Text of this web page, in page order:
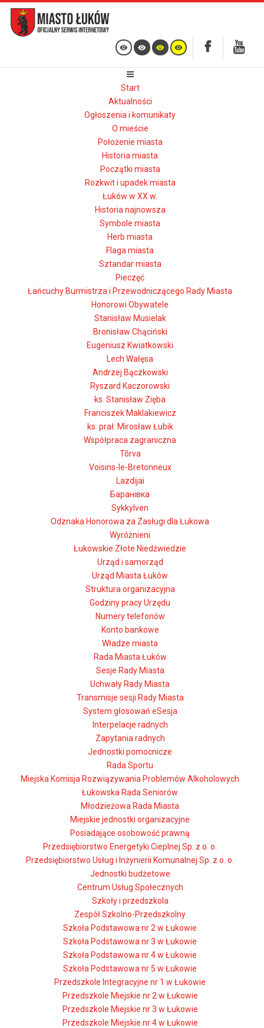
Start
Aktualności
Ogłoszenia i komunikaty
O mieście
Położenie miasta
Historia miasta
Początki miasta
Rozkwit i upadek miasta
Łuków w XX w.
Historia najnowsza
Symbole miasta
Herb miasta
Flaga miasta
Sztandar miasta
Pieczęć
Łańcuchy Burmistrza i Przewodniczącego Rady Miasta
Honorowi Obywatele
Stanisław Musielak
Bronisław Chąciński
Eugeniusz Kwiatkowski
Lech Wałęsa
Andrzej Bączkowski
Ryszard Kaczorowski
ks. Stanisław Zięba
Franciszek Maklakiewicz
ks. prał. Mirosław Łubik
Współpraca zagraniczna
Tõrva
Voisins-le-Bretonneux
Lazdijai
Баранівка
Sykkylven
Odznaka Honorowa za Zasługi dla Łukowa
Wyróżnieni
Łukowskie Złote Niedźwiedzie
Urząd i samorząd
Urząd Miasta Łuków
Struktura organizacyjna
Godziny pracy Urzędu
Numery telefonów
Konto bankowe
Władze miasta
Rada Miasta Łuków
Sesje Rady Miasta
Uchwały Rady Miasta
Transmisje sesji Rady Miasta
System głosowań eSesja
Interpelacje radnych
Zapytania radnych
Jednostki pomocnicze
Rada Sportu
Miejska Komisja Rozwiązywania Problemów Alkoholowych
Łukowska Rada Seniorów
Młodzieżowa Rada Miasta
Miejskie jednostki organizacyjne
Posiadające osobowość prawną
Przedsiębiorstwo Energetyki Cieplnej Sp. z o. o.
Przedsiębiorstwo Usług i Inżynierii Komunalnej Sp. z o. o.
Jednostki budżetowe
Centrum Usług Społecznych
Szkoły i przedszkola
Zespół Szkolno-Przedszkolny
Szkoła Podstawowa nr 2 w Łukowie
Szkoła Podstawowa nr 3 w Łukowie
Szkoła Podstawowa nr 4 w Łukowie
Szkoła Podstawowa nr 5 w Łukowie
Przedszkole Integracyjne nr 1 w Łukowie
Przedszkole Miejskie nr 2 w Łukowie
Przedszkole Miejskie nr 3 w Łukowie
Przedszkole Miejskie nr 4 w Łukowie